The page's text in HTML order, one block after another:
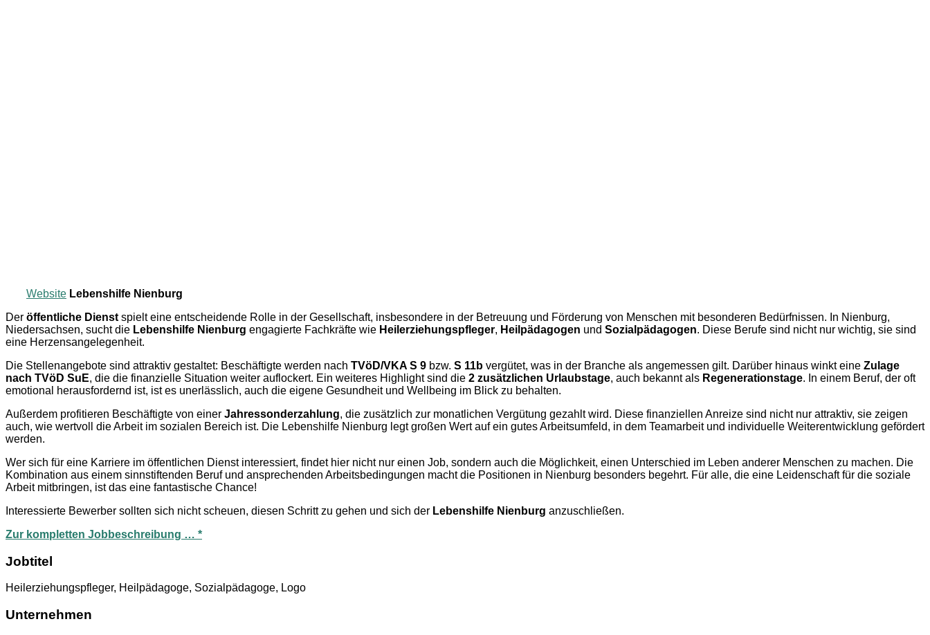
Website Lebenshilfe Nienburg
Der öffentliche Dienst spielt eine entscheidende Rolle in der Gesellschaft, insbesondere in der Betreuung und Förderung von Menschen mit besonderen Bedürfnissen. In Nienburg,
Niedersachsen, sucht die Lebenshilfe Nienburg engagierte Fachkräfte wie Heilerziehungspfleger, Heilpädagogen und Sozialpädagogen. Diese Berufe sind nicht nur wichtig, sie sind
eine Herzensangelegenheit.
Die Stellenangebote sind attraktiv gestaltet: Beschäftigte werden nach TVöD/VKA S 9 bzw. S 11b vergütet, was in der Branche als angemessen gilt. Darüber hinaus winkt eine Zulage
nach TVöD SuE, die die finanzielle Situation weiter auflockert. Ein weiteres Highlight sind die 2 zusätzlichen Urlaubstage, auch bekannt als Regenerationstage. In einem Beruf, der oft
emotional herausfordernd ist, ist es unerlässlich, auch die eigene Gesundheit und Wellbeing im Blick zu behalten.
Außerdem profitieren Beschäftigte von einer Jahressonderzahlung, die zusätzlich zur monatlichen Vergütung gezahlt wird. Diese finanziellen Anreize sind nicht nur attraktiv, sie zeigen
auch, wie wertvoll die Arbeit im sozialen Bereich ist. Die Lebenshilfe Nienburg legt großen Wert auf ein gutes Arbeitsumfeld, in dem Teamarbeit und individuelle Weiterentwicklung gefördert
werden.
Wer sich für eine Karriere im öffentlichen Dienst interessiert, findet hier nicht nur einen Job, sondern auch die Möglichkeit, einen Unterschied im Leben anderer Menschen zu machen. Die
Kombination aus einem sinnstiftenden Beruf und ansprechenden Arbeitsbedingungen macht die Positionen in Nienburg besonders begehrt. Für alle, die eine Leidenschaft für die soziale
Arbeit mitbringen, ist das eine fantastische Chance!
Interessierte Bewerber sollten sich nicht scheuen, diesen Schritt zu gehen und sich der Lebenshilfe Nienburg anzuschließen.
Zur kompletten Jobbeschreibung … *
Jobtitel
Heilerziehungspfleger, Heilpädagoge, Sozialpädagoge, Logo
Unternehmen